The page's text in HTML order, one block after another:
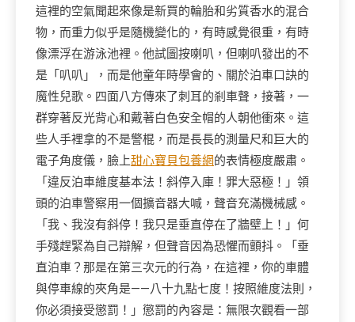
這裡的空氣聞起來像是新買的輪胎和劣質香水的混合
物，而重力似乎是隨機變化的，有時感覺很重，有時
像漂浮在游泳池裡。他試圖按喇叭，但喇叭發出的不
是「叭叭」，而是他童年時學會的、關於泊車口訣的
魔性兒歌。四面八方傳來了刺耳的剎車聲，接著，一
群穿著反光背心和戴著白色安全帽的人朝他衝來。這
些人手裡拿的不是警棍，而是長長的測量尺和巨大的
電子角度儀，臉上甜心寶貝包養網的表情極度嚴肅。
「違反泊車維度基本法！斜停入庫！罪大惡極！」領
頭的泊車警察用一個擴音器大喊，聲音充滿機械感。
「我、我沒有斜停！我只是垂直停在了牆壁上！」何
手殘趕緊為自己辯解，但聲音因為恐懼而顫抖。「垂
直泊車？那是在第三次元的行為，在這裡，你的車體
與停車線的夾角是——八十九點七度！按照維度法則，
你必須接受懲罰！」懲罰的內容是：無限次觀看一部